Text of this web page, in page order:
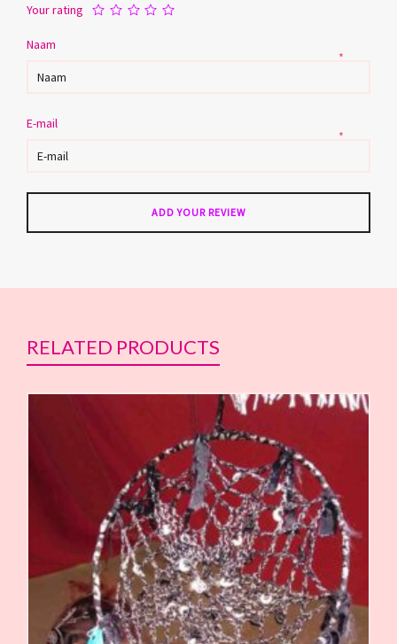
Your rating
Naam
*
E-mail
*
RELATED PRODUCTS